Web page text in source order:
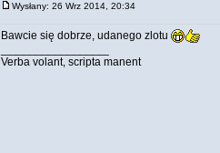
Wysłany: 26 Wrz 2014, 20:34
Bawcie się dobrze, udanego zlotu
Verba volant, scripta manent